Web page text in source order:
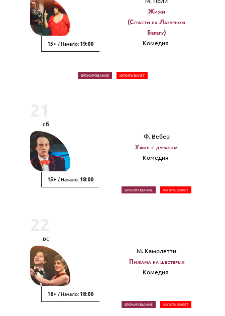
15+ / Начало: 19:00
Жижи
(Страсти на Лазурном
Берегу)
Комедия
БРОНИРОВАНИЕ КУПИТЬ БИЛЕТ
сб
15+ / Начало: 18:00
Ф. Вебер
Ужин с дураком
Комедия
БРОНИРОВАНИЕ КУПИТЬ БИЛЕТ
вс
16+ / Начало: 18:00
М. Камолетти
Пижама на шестерых
Комедия
БРОНИРОВАНИЕ КУПИТЬ БИЛЕТ